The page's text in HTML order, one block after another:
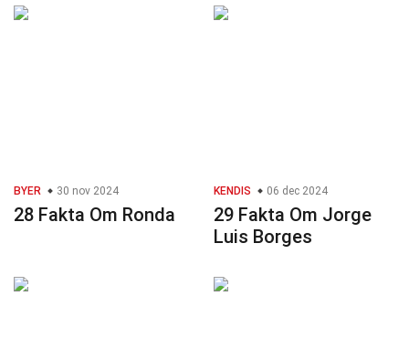
BYER 30 nov 2024
28 Fakta Om Ronda
KENDIS 06 dec 2024
29 Fakta Om Jorge
Luis Borges